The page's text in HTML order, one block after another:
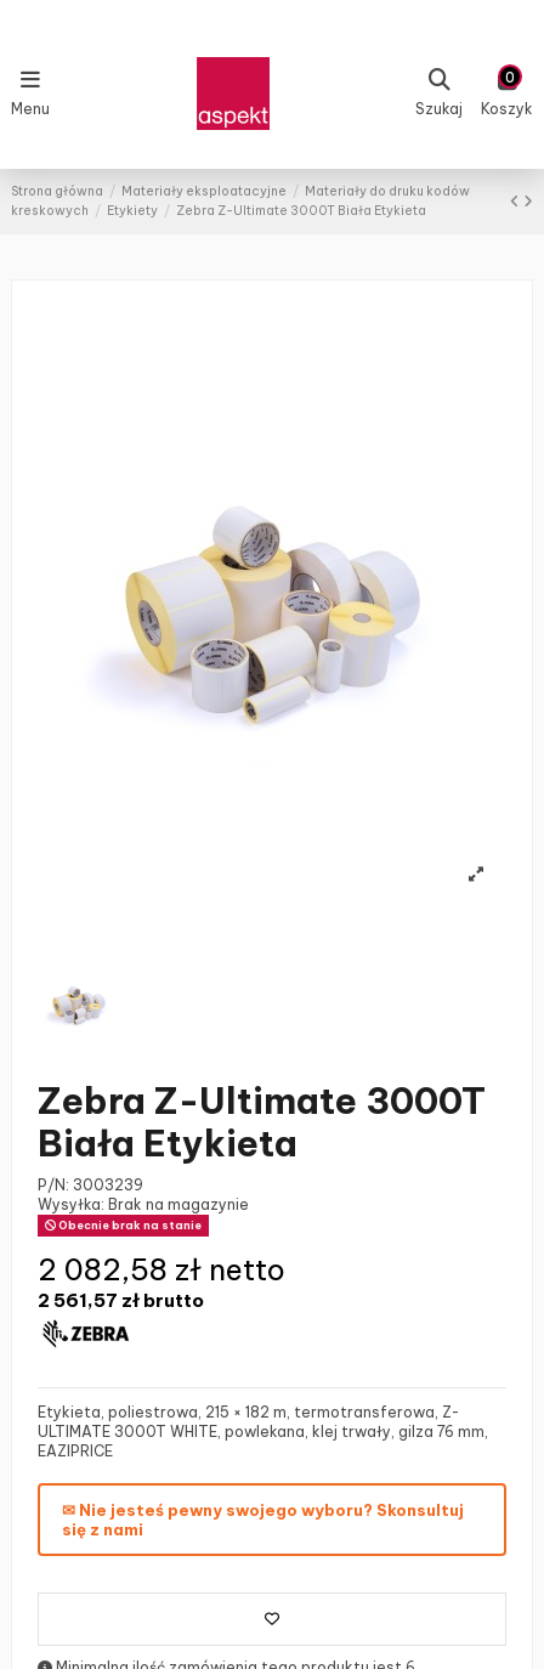
Menu Szukaj
0
Koszyk
Strona główna Materiały eksploatacyjne
Materiały do druku kodów
kreskowych
Etykiety Zebra Z-Ultimate 3000T Biała Etykieta
Zebra Z-Ultimate 3000T
Biała Etykieta
P/N: 3003239
Wysyłka: Brak na magazynie
Obecnie brak na stanie
2 561,57 zł brutto
2 082,58 zł netto
Etykieta, poliestrowa, 215 × 182 m, termotransferowa, Z-
ULTIMATE 3000T WHITE, powlekana, klej trwały, gilza 76 mm,
EAZIPRICE
✉ Nie jesteś pewny swojego wyboru? Skonsultuj
się z nami